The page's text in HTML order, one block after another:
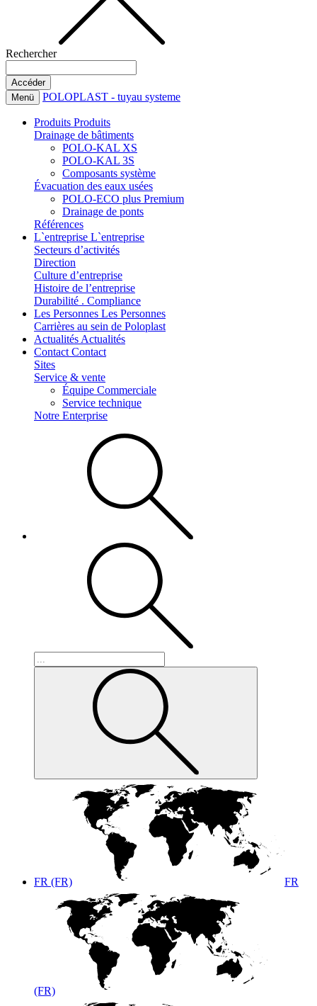
Rechercher
Menü POLOPLAST - tuyau systeme
Produits Produits
Drainage de bâtiments
POLO-KAL XS
POLO-KAL 3S
Composants système
Évacuation des eaux usées
POLO-ECO plus Premium
Drainage de ponts
Références
L`entreprise L`entreprise
Secteurs d’activités
Direction
Culture d’entreprise
Histoire de l’entreprise
Durabilité . Compliance
Les Personnes Les Personnes
Carrières au sein de Poloplast
Actualités Actualités
Contact Contact
Sites
Service & vente
Équipe Commerciale
Service technique
Notre Enterprise
FR (FR) FR
(FR)